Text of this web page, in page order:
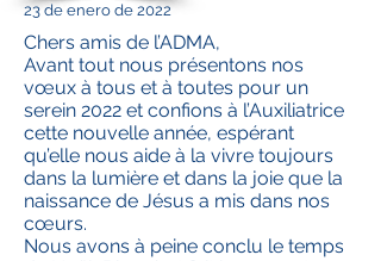
23 de enero de 2022
Chers amis de l’ADMA,
Avant tout nous présentons nos
vœux à tous et à toutes pour un
serein 2022 et confions à l’Auxiliatrice
cette nouvelle année, espérant
qu’elle nous aide à la vivre toujours
dans la lumière et dans la joie que la
naissance de Jésus a mis dans nos
cœurs.
Nous avons à peine conclu le temps